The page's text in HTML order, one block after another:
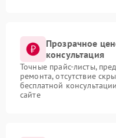
Прозрачное
консультация
Точные прайс-листы,
ремонта, отсутствие
бесплатной
сайте